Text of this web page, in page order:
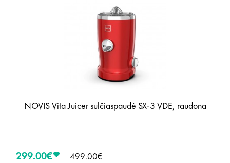
NOVIS Vita Juicer sulčiaspaudė SX-3 VDE, raudona
299.00€ 499.00€